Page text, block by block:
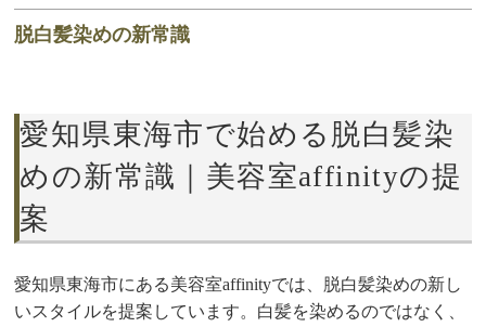
脱白髪染めの新常識
愛知県東海市で始める脱白髪染
めの新常識｜美容室affinityの提
案
愛知県東海市にある美容室affinityでは、脱白髪染めの新し
いスタイルを提案しています。白髪を染めるのではなく、